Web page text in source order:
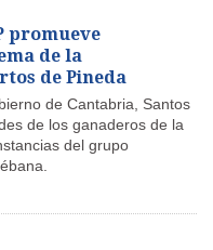
promueve
de la
de Pineda
de Cantabria, Santos
de los ganaderos de la
del grupo